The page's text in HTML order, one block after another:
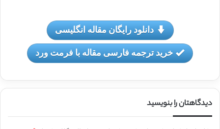
دانلود رایگان مقاله انگلیسی
خرید ترجمه فارسی مقاله با فرمت ورد
دیدگاهتان را بنویسید